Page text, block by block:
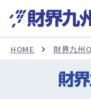
HOME 財界九州